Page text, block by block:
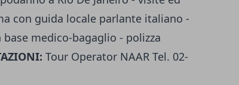
con guida locale parlante italiano -
medico-bagaglio - polizza
Tour Operator NAAR Tel. 02-